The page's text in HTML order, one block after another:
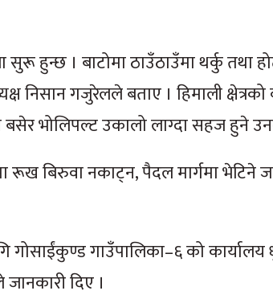
सुरू हुन्छ । बाटोमा ठाउँठाउँमा थर्कु तथा
गजुरेलले बताए । हिमाली क्षेत्रको
भोलिपल्ट उकालो लाग्दा सहज हुने
रूख बिरुवा नकाट्न, पैदल मार्गमा भेटिने
गोसाईंकुण्ड गाउँपालिका–६ को
दिए ।